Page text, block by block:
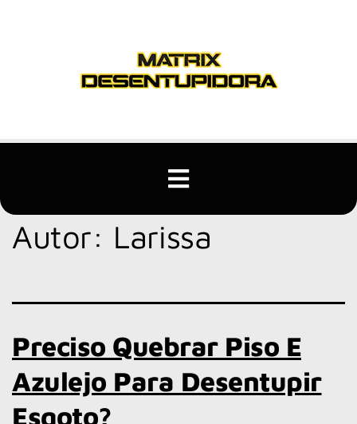
Autor: Larissa
Preciso Quebrar Piso E
Azulejo Para Desentupir
Esgoto?